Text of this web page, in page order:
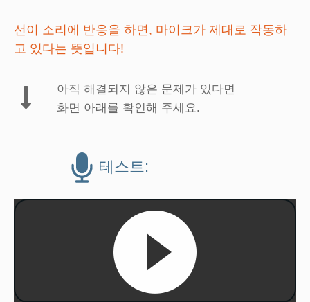
선이 소리에 반응을 하면, 마이크가 제대로 작동하
고 있다는 뜻입니다!
아직 해결되지 않은 문제가 있다면
화면 아래를 확인해 주세요.
테스트: